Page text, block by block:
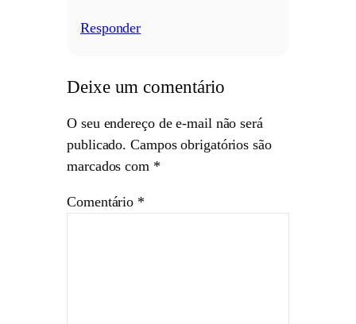
Responder
Deixe um comentário
O seu endereço de e-mail não será
publicado. Campos obrigatórios são
marcados com *
Comentário *